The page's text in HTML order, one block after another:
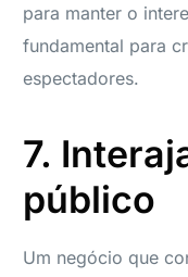
para manter o
fundamental para
espectadores.
7.
público
Um negócio que